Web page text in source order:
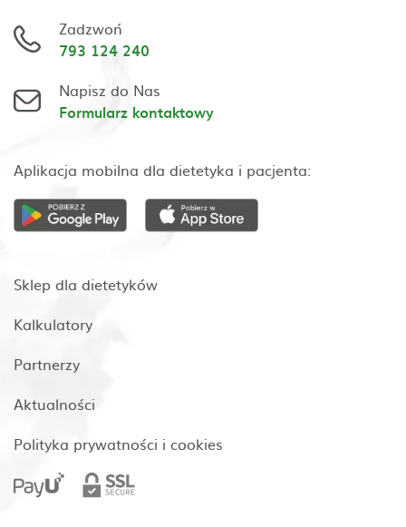
Zadzwoń
793 124 240
Napisz do Nas
Formularz kontaktowy
Aplikacja mobilna dla dietetyka i pacjenta:
Sklep dla dietetyków
Kalkulatory
Partnerzy
Aktualności
Polityka prywatności i cookies